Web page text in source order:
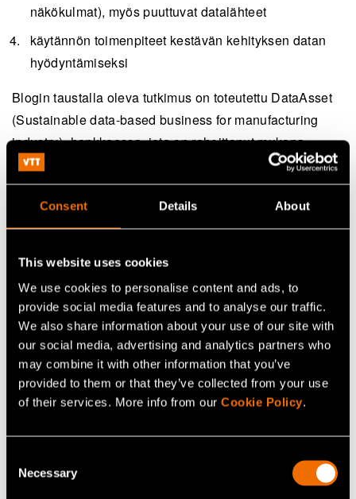
Consent Details About
This website uses cookies
We use cookies to personalise content and ads, to
provide social media features and to analyse our traffic.
We also share information about your use of our site with
our social media, advertising and analytics partners who
may combine it with other information that you’ve
provided to them or that they’ve collected from your use
of their services. More info from our Cookie Policy.
Selection
Necessary
näkökulmat), myös puuttuvat datalähteet
käytännön toimenpiteet kestävän kehityksen datan
hyödyntämiseksi
Blogin taustalla oleva tutkimus on toteutettu DataAsset
(Sustainable data-based business for manufacturing
industry) -hankkeessa, jota on rahoittanut mukana
olevien yritysten lisäksi VTT ja Business Finland.
Jatka lukemista
Palvelu: Teollisten ja datapalveluiden
liiketoimintakehitys
White paper: Tulevaisuuden kaupunki rakennetaan
tänään
Asiakastarina: Case: Valmet Automotive – Kysynnän
epävarmuus vauhdittaa liiketoiminnan uudistamista